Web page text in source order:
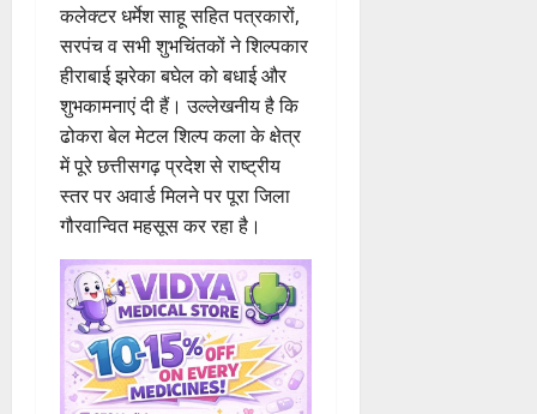
कलेक्टर धर्मेश साहू सहित पत्रकारों,
सरपंच व सभी शुभचिंतकों ने शिल्पकार
हीराबाई झरेका बघेल को बधाई और
शुभकामनाएं दी हैं। उल्लेखनीय है कि
ढोकरा बेल मेटल शिल्प कला के क्षेत्र
में पूरे छत्तीसगढ़ प्रदेश से राष्ट्रीय
स्तर पर अवार्ड मिलने पर पूरा जिला
गौरवान्वित महसूस कर रहा है।